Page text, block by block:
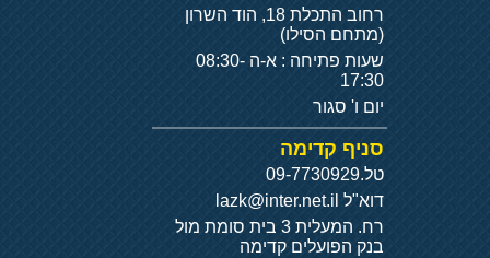
רחוב התכלת 18, הוד השרון
(מתחם הסילו)
שעות פתיחה : א-ה 08:30-
17:30
יום ו' סגור
סניף קדימה
טל.09-7730929
דוא"ל
רח. המעלית 3 בית סומת מול
בנק הפועלים קדימה